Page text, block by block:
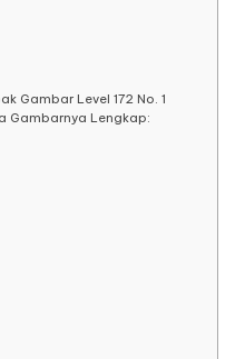
Gambar Level 172 No. 1
Gambarnya Lengkap: